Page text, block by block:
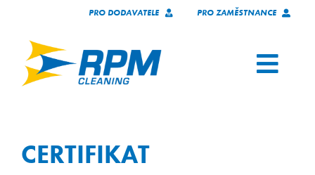
PRO DODAVATELE PRO ZAMĚSTNANCE
OUR CLIENTS
CERTIFIKAT